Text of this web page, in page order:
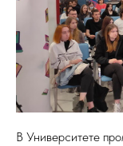
В Университете